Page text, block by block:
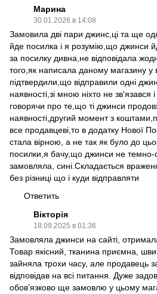
Марина
30.01.2026 в 14:08
Замовила дві пари джинс,ці та ще
йде посилка і я розумію,що джинси
за посилку дивна,не відповідала
того,як написала даному магазину у
підтвердили,що відправили одні
наявності,зі мною ніхто не
говорячи про те,що ті джинси
наявності,другий момент з
все продавцеві,то в додатку Нової
стала вірною, а не так як було до
посилки,я бачу,що джинси не темно-
замовляла, сині.Складається
без різниці що і куди відправляти
Ответить
Вікторія
18.09.2025 в 01:36
Замовляла джинси на сайті,
Товар якісний, тканина приємна, шви
зайняла трохи часу, але продавець
відповідав на всі питання. Дуже
обов’язково ще замовлю у цьому